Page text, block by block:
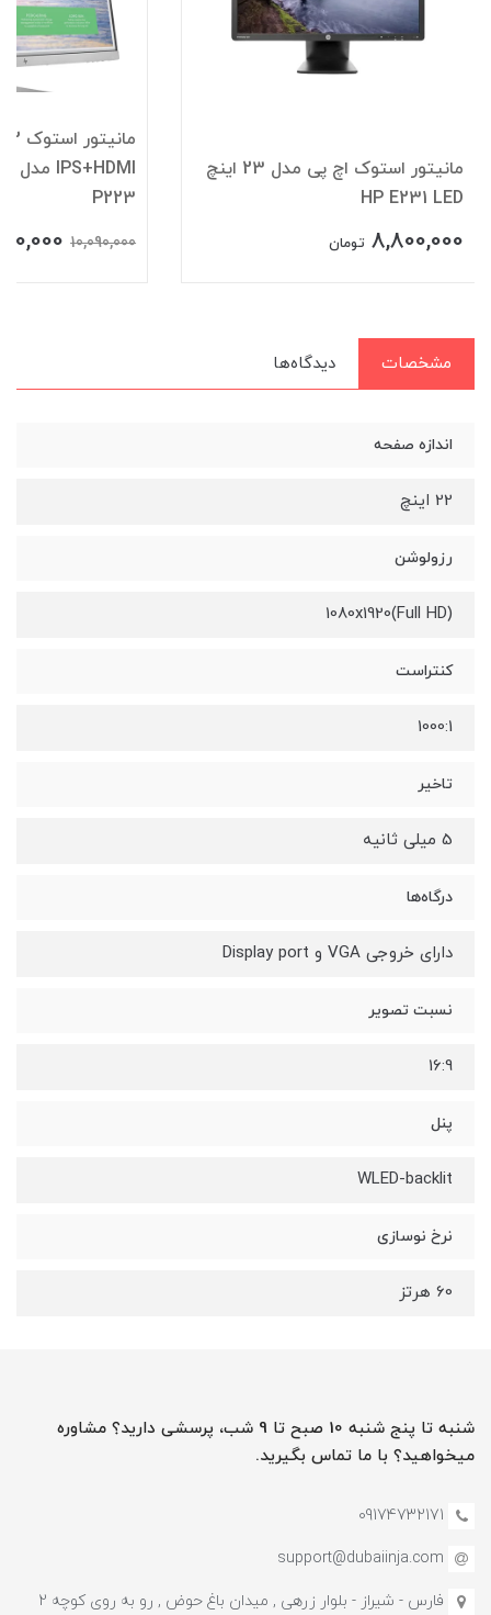
مانیتور استوک اچ پی مدل 23 اینچ
HP E231 LED
8,800,000 تومان
P223
10,090,000
مشخصات دیدگاه‌ها
اندازه صفحه
22 اینچ
رزولوشن
1080x1920(Full HD)
کنتراست
1000:1
تاخیر
5 میلی ثانیه
درگاه‌ها
دارای خروجی VGA و Display port
نسبت تصویر
16:9
پنل
WLED-backlit
نرخ نوسازی
60 هرتز
شنبه تا پنج شنبه 10 صبح تا 9 شب، پرسشی دارید؟ مشاوره
میخواهید؟ با ما تماس بگیرید.
09174732171
support@dubaiinja.com
فارس - شیراز - بلوار زرهی , میدان باغ حوض , رو به روی کوچه 2